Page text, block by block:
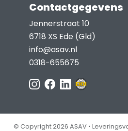
Contactgegevens
Jennerstraat 10
6718 XS Ede (Gld)
info@asav.nl
0318-655675
© Copyright 2026 ASAV •